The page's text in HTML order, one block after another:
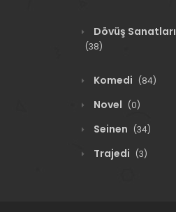
Dövüş Sanatları
(38)
Komedi (84)
Novel (0)
Seinen (34)
Trajedi (3)